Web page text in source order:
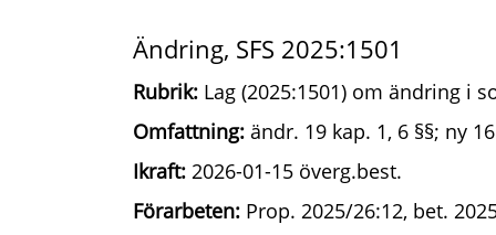
Ändring, SFS 2025:1501
Rubrik: Lag (2025:1501) om ändring i
Omfattning: ändr. 19 kap. 1, 6 §§; ny
Ikraft: 2026-01-15 överg.best.
Förarbeten: Prop. 2025/26:12, bet.